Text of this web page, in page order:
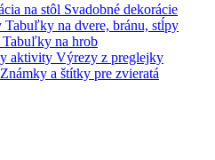
Svadobné dekorácie
Tabuľky na dvere, bránu, stĺpy
Tabuľky na hrob
Výrezy z preglejky
Známky a štítky pre zvieratá